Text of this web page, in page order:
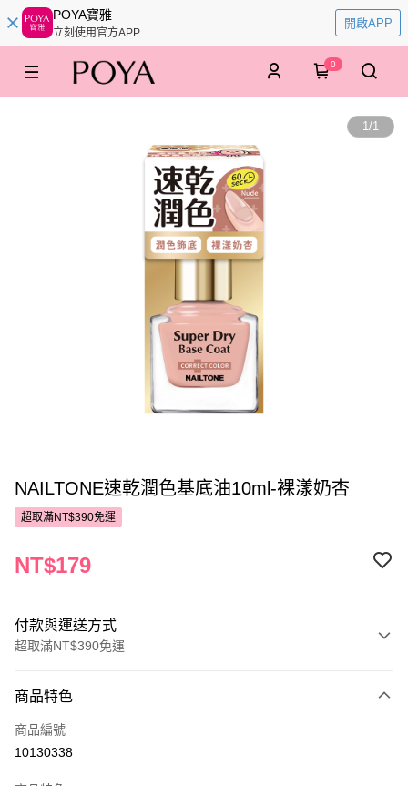
POYA寶雅
立刻使用官方APP
開啟APP
0
1/1
NAILTONE速乾潤色基底油10ml-裸漾奶杏
超取滿NT$390免運
NT$179
付款與運送方式
超取滿NT$390免運
POYA支付
信用卡一次付款
商品特色
商品編號
10130338